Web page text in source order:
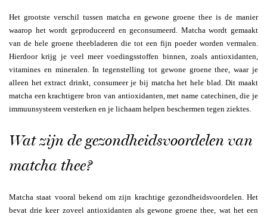
Het grootste verschil tussen matcha en gewone groene thee is de manier
waarop het wordt geproduceerd en geconsumeerd. Matcha wordt gemaakt
van de hele groene theebladeren die tot een fijn poeder worden vermalen.
Hierdoor krijg je veel meer voedingsstoffen binnen, zoals antioxidanten,
vitamines en mineralen. In tegenstelling tot gewone groene thee, waar je
alleen het extract drinkt, consumeer je bij matcha het hele blad. Dit maakt
matcha een krachtigere bron van antioxidanten, met name catechinen, die je
immuunsysteem versterken en je lichaam helpen beschermen tegen ziektes.
Wat zijn de gezondheidsvoordelen van
matcha thee?
Matcha staat vooral bekend om zijn krachtige gezondheidsvoordelen. Het
bevat drie keer zoveel antioxidanten als gewone groene thee, wat het een